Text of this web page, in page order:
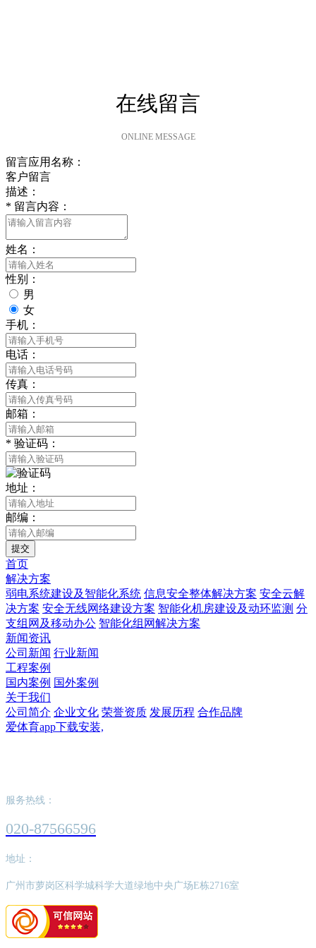
在线留言
ONLINE MESSAGE
留言应用名称：
客户留言
描述：
* 留言内容：
姓名：
性别：
男
女
手机：
电话：
传真：
邮箱：
* 验证码：
地址：
邮编：
提交
首页
解决方案
弱电系统建设及智能化系统 信息安全整体解决方案 安全云解
决方案 安全无线网络建设方案 智能化机房建设及动环监测 分
支组网及移动办公 智能化组网解决方案
新闻资讯
公司新闻 行业新闻
工程案例
国内案例 国外案例
关于我们
公司简介 企业文化 荣誉资质 发展历程 合作品牌
爱体育app下载安装,
服务热线：
020-87566596
地址：
广州市萝岗区科学城科学大道绿地中央广场E栋2716室